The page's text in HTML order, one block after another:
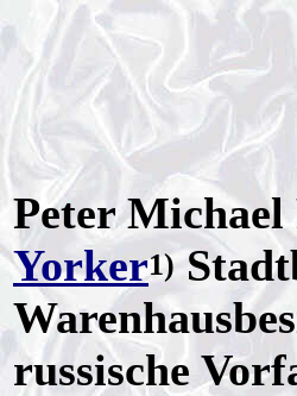
Peter
Yorker1)
russische